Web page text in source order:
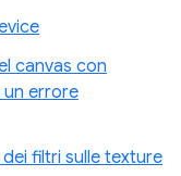
canvas con
errore
filtri sulle texture